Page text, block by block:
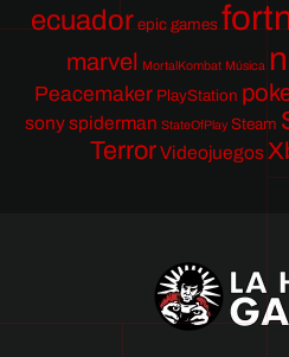
ecuador epic games
marvel MortalKombat Música
Peacemaker PlayStation
sony spiderman StateOfPlay Steam
TerrorVideojuegos